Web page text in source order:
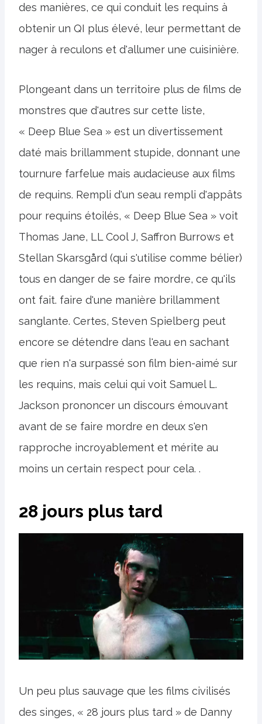
des manières, ce qui conduit les requins à
obtenir un QI plus élevé, leur permettant de
nager à reculons et d'allumer une cuisinière.
Plongeant dans un territoire plus de films de
monstres que d'autres sur cette liste,
« Deep Blue Sea » est un divertissement
daté mais brillamment stupide, donnant une
tournure farfelue mais audacieuse aux films
de requins. Rempli d'un seau rempli d'appâts
pour requins étoilés, « Deep Blue Sea » voit
Thomas Jane, LL Cool J, Saffron Burrows et
Stellan Skarsgård (qui s'utilise comme bélier)
tous en danger de se faire mordre, ce qu'ils
ont fait. faire d'une manière brillamment
sanglante. Certes, Steven Spielberg peut
encore se détendre dans l'eau en sachant
que rien n'a surpassé son film bien-aimé sur
les requins, mais celui qui voit Samuel L.
Jackson prononcer un discours émouvant
avant de se faire mordre en deux s'en
rapproche incroyablement et mérite au
moins un certain respect pour cela. .
28 jours plus tard
Un peu plus sauvage que les films civilisés
des singes, « 28 jours plus tard » de Danny